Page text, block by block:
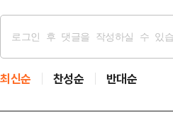
최신순 찬성순 반대순